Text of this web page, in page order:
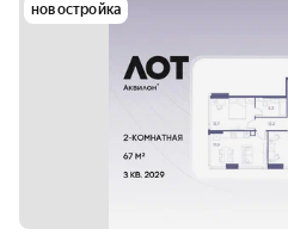
новостройка